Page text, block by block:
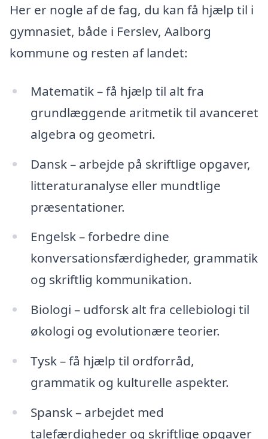
Her er nogle af de fag, du kan få hjælp til i
gymnasiet, både i Ferslev, Aalborg
kommune og resten af landet:
Matematik – få hjælp til alt fra
grundlæggende aritmetik til avanceret
algebra og geometri.
Dansk – arbejde på skriftlige opgaver,
litteraturanalyse eller mundtlige
præsentationer.
Engelsk – forbedre dine
konversationsfærdigheder, grammatik
og skriftlig kommunikation.
Biologi – udforsk alt fra cellebiologi til
økologi og evolutionære teorier.
Tysk – få hjælp til ordforråd,
grammatik og kulturelle aspekter.
Spansk – arbejdet med
talefærdigheder og skriftlige opgaver